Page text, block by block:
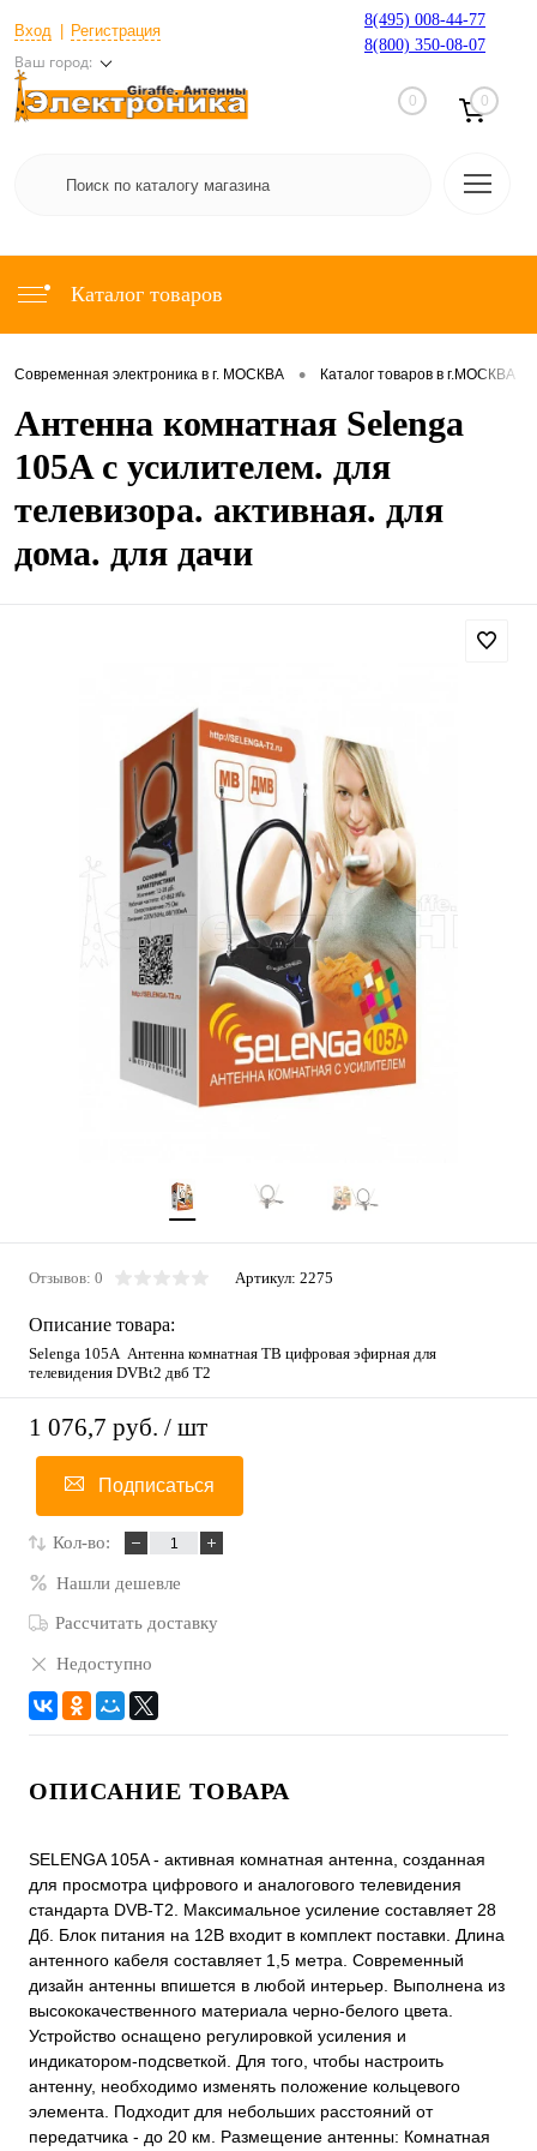
Вход Регистрация
Ваш город:
8(495) 008-44-77
8(800) 350-08-07
0 0
Каталог товаров
Современная электроника в г. МОСКВА • Каталог товаров в г.МОСКВА
Антенна комнатная Selenga
105A с усилителем. для
телевизора. активная. для
дома. для дачи
Отзывов: 0 Артикул: 2275
Описание товара:
Selenga 105A Антенна комнатная ТВ цифровая эфирная для
телевидения DVBt2 двб Т2
1 076,7 руб. / шт
Подписаться
Кол-во:
Нашли дешевле
Рассчитать доставку
Недоступно
ОПИСАНИЕ ТОВАРА
SELENGA 105A - активная комнатная антенна, созданная
для просмотра цифрового и аналогового телевидения
стандарта DVB-T2. Максимальное усиление составляет 28
Дб. Блок питания на 12В входит в комплект поставки. Длина
антенного кабеля составляет 1,5 метра. Современный
дизайн антенны впишется в любой интерьер. Выполнена из
высококачественного материала черно-белого цвета.
Устройство оснащено регулировкой усиления и
индикатором-подсветкой. Для того, чтобы настроить
антенну, необходимо изменять положение кольцевого
элемента. Подходит для небольших расстояний от
передатчика - до 20 км. Размещение антенны: Комнатная